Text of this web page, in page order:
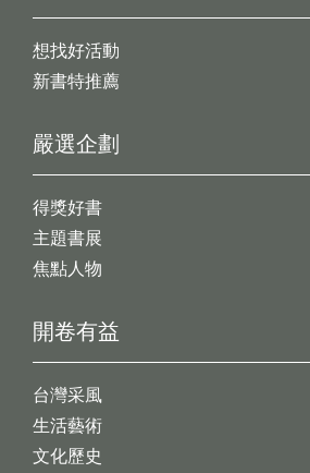
想找好活動
新書特推薦
開卷有益
台灣采風
生活藝術
文化歷史
嚴選企劃
得獎好書
主題書展
焦點人物